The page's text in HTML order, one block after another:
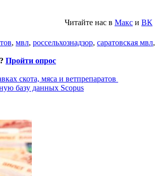
Читайте нас в Макс и ВК
, мвл, россельхознадзор, саратовская мвл,
Пройти опрос
скота, мяса и ветпрепаратов
базу данных Scopus